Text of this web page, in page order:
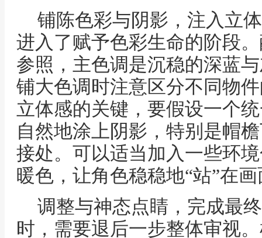
铺陈色彩与阴影，注入立
进入了赋予色彩生命的阶段
参照，主色调是沉稳的深蓝
铺大色调时注意区分不同物
立体感的关键，要假设一个
自然地涂上阴影，特别是帽
接处。可以适当加入一些环
暖色，让角色稳稳地“站”在
调整与神态点睛，完成最
时，需要退后一步整体审视